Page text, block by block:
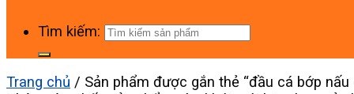
Tìm kiếm:
Trang chủ / Sản phẩm được gắn thẻ “đầu cá bớp nấu